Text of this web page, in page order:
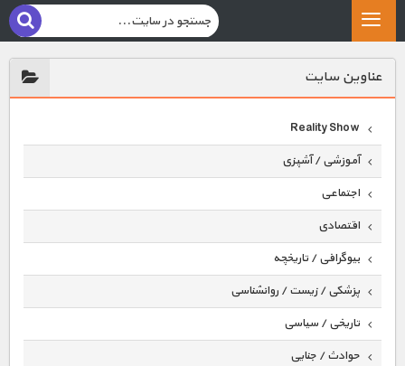
عناوين سايت
Reality Show
آموزشی / آشپزی
اجتماعی
اقتصادی
بیوگرافی / تاریخچه
پزشکی / زیست / روانشناسی
تاریخی / سیاسی
حوادث / جنایی